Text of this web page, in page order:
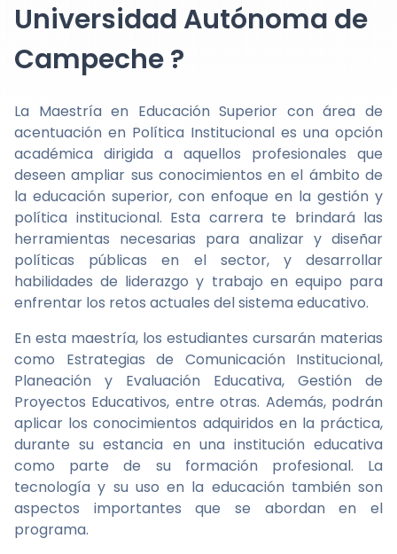
Universidad Autónoma de
Campeche ?
La Maestría en Educación Superior con área de
acentuación en Política Institucional es una opción
académica dirigida a aquellos profesionales que
deseen ampliar sus conocimientos en el ámbito de
la educación superior, con enfoque en la gestión y
política institucional. Esta carrera te brindará las
herramientas necesarias para analizar y diseñar
políticas públicas en el sector, y desarrollar
habilidades de liderazgo y trabajo en equipo para
enfrentar los retos actuales del sistema educativo.
En esta maestría, los estudiantes cursarán materias
como Estrategias de Comunicación Institucional,
Planeación y Evaluación Educativa, Gestión de
Proyectos Educativos, entre otras. Además, podrán
aplicar los conocimientos adquiridos en la práctica,
durante su estancia en una institución educativa
como parte de su formación profesional. La
tecnología y su uso en la educación también son
aspectos importantes que se abordan en el
programa.